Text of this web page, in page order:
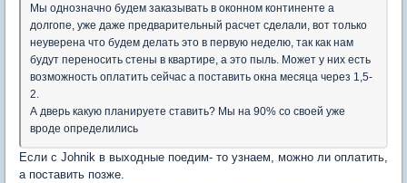
Мы однозначно будем заказывать в оконном континенте а
долгопе, уже даже предварительный расчет сделали, вот только
неуверена что будем делать это в первую неделю, так как нам
будут переносить стены в квартире, а это пыль. Может у них есть
возможность оплатить сейчас а поставить окна месяца через 1,5-
2.
А дверь какую планируете ставить? Мы на 90% со своей уже
вроде определились
Если с Johnik в выходные поедим- то узнаем, можно ли оплатить,
а поставить позже.